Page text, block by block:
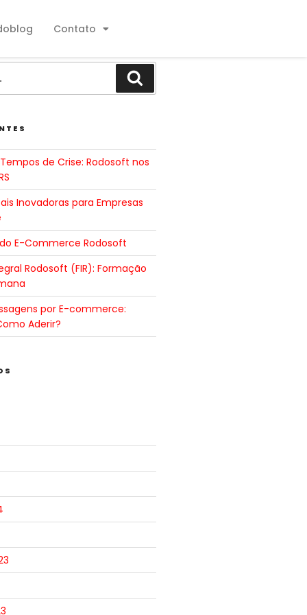
Contato
de Crise: Rodosoft nos
Inovadoras para Empresas
E-Commerce Rodosoft
Rodosoft (FIR): Formação
por E-commerce:
Aderir?